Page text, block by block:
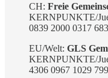
CH: Freie
KERNPUNKTE/
0839 2000 0317
EU/Welt: GLS
KERNPUNKTE/
4306 0967 1029